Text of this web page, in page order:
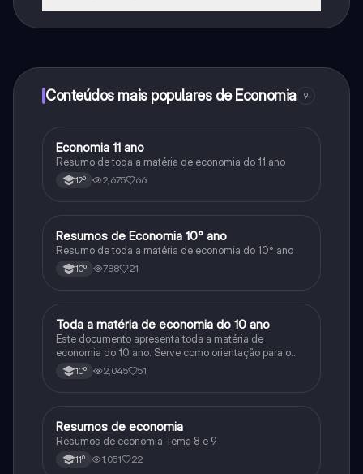
Conteúdos mais populares de Economia 9
Economia
Economia 11 ano
Resumo de toda a matéria de economia do 11 ano
12º 2,675 66
Economia
Resumos de Economia 10° ano
Resumo de toda a matéria de economia do 10° ano
10º 788 21
Economia
Toda a matéria de economia do 10 ano
Este documento apresenta toda a matéria de
economia do 10 ano. Serve como orientação para o
exame de 11 ano
10º 2,045 51
Economia
Resumos de economia
Resumos de economia Tema 8 e 9
11º 1,051 22